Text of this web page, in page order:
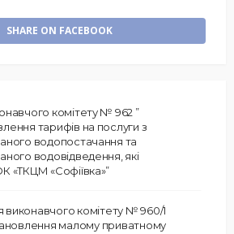
SHARE ON FACEBOOK
комітету № 962 ”
тарифів на послуги з
водопостачання та
водовідведення, які
«ТКЦМ «Софіївка»”
виконавчого комітету № 960/1
малому приватному